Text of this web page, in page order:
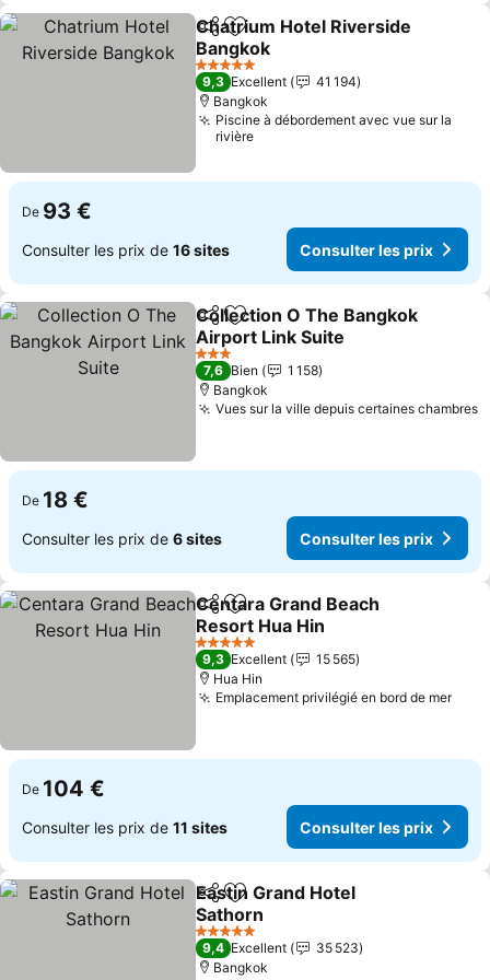
PartagerAjouter à mes favoris
Chatrium Hotel Riverside
Bangkok
5 Étoiles
9,3 Excellent
41 194
Bangkok
Piscine à débordement avec vue sur la
rivière
De 93 €
Consulter les prix de 16 sites Consulter les prix
PartagerAjouter à mes favoris
Collection O The Bangkok
Airport Link Suite
3 Étoiles
7,6 Bien
1 158
Bangkok
Vues sur la ville depuis certaines chambres
De 18 €
Consulter les prix de 6 sites Consulter les prix
PartagerAjouter à mes favoris
Centara Grand Beach
Resort Hua Hin
5 Étoiles
9,3 Excellent
15 565
Hua Hin
Emplacement privilégié en bord de mer
De 104 €
Consulter les prix de 11 sites Consulter les prix
PartagerAjouter à mes favoris
Eastin Grand Hotel
Sathorn
5 Étoiles
9,4 Excellent
35 523
Bangkok